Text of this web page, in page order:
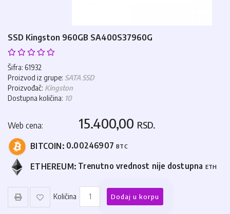
SSD Kingston 960GB SA400S37960G
Šifra: 61932
Proizvod iz grupe: SATA SSD
Proizvođač: Kingston
Dostupna količina: 10
Web cena: 15.400,00 RSD.
BITCOIN: 0.00246907BTC
ETHEREUM: Trenutno vrednost nije dostupna ETH
Količina Dodaj u korpu